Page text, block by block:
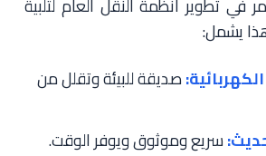
يشمل:
صديقة للبيئة وتقلل من
سريع وموثوق ويوفر الوقت.